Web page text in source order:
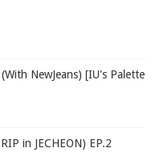
NewJeans) [IU's Palette
in JECHEON) EP.2